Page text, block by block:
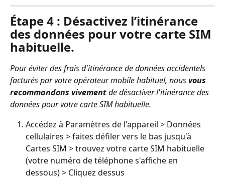
Étape 4 : Désactivez l’itinérance
des données pour votre carte SIM
habituelle.
Pour éviter des frais d'itinérance de données accidentels
facturés par votre opérateur mobile habituel, nous vous
recommandons vivement de désactiver l'itinérance des
données pour votre carte SIM habituelle.
Accédez à Paramètres de l'appareil > Données
cellulaires > faites défiler vers le bas jusqu'à
Cartes SIM > trouvez votre carte SIM habituelle
(votre numéro de téléphone s'affiche en
dessous) > Cliquez dessus